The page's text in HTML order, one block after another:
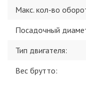
Макс. кол-во
Посадочный
Тип двигателя:
Вес брутто: